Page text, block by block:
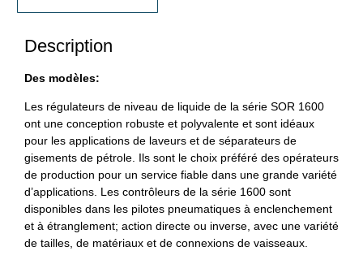
Description
Des modèles:
Les régulateurs de niveau de liquide de la série SOR 1600
ont une conception robuste et polyvalente et sont idéaux
pour les applications de laveurs et de séparateurs de
gisements de pétrole. Ils sont le choix préféré des opérateurs
de production pour un service fiable dans une grande variété
d’applications. Les contrôleurs de la série 1600 sont
disponibles dans les pilotes pneumatiques à enclenchement
et à étranglement; action directe ou inverse, avec une variété
de tailles, de matériaux et de connexions de vaisseaux.